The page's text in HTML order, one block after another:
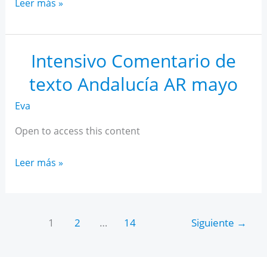
para
estudiantes
Leer más »
Intensivo Comentario de
texto Andalucía AR mayo
Eva
Open to access this content
Intensivo
Andalucía
Leer más »
1 2 … 14 Siguiente →